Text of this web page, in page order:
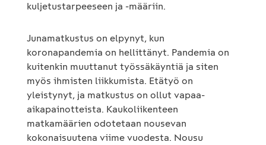
kuljetustarpeeseen ja -määriin.
Junamatkustus on elpynyt, kun
koronapandemia on hellittänyt. Pandemia on
kuitenkin muuttanut työssäkäyntiä ja siten
myös ihmisten liikkumista. Etätyö on
yleistynyt, ja matkustus on ollut vapaa-
aikapainotteista. Kaukoliikenteen
matkamäärien odotetaan nousevan
kokonaisuutena viime vuodesta. Nousu